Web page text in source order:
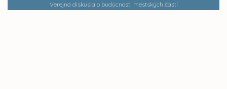
Verejná diskusia o budúcnosti mestských častí